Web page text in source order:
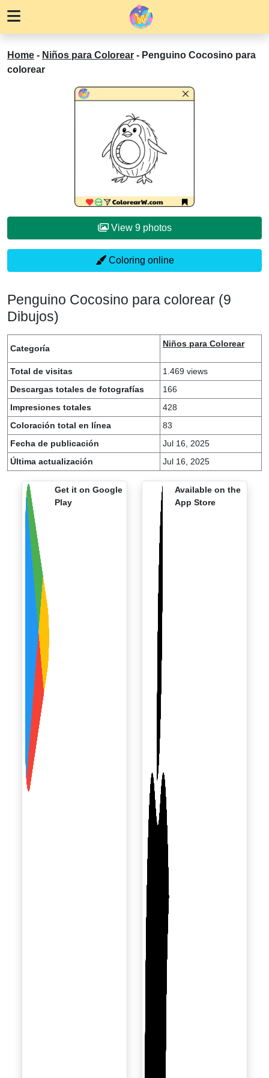
Home - Niños para Colorear - Penguino Cocosino para
colorear
View 9 photos
Coloring online
Penguino Cocosino para colorear (9
Dibujos)
Categoría Niños para Colorear
Total de visitas
1.469 views
Descargas totales de fotografías
166
Impresiones totales
428
Coloración total en línea
83
Fecha de publicación
Jul 16, 2025
Última actualización
Jul 16, 2025
Get it on Google
Play
Available on the
App Store